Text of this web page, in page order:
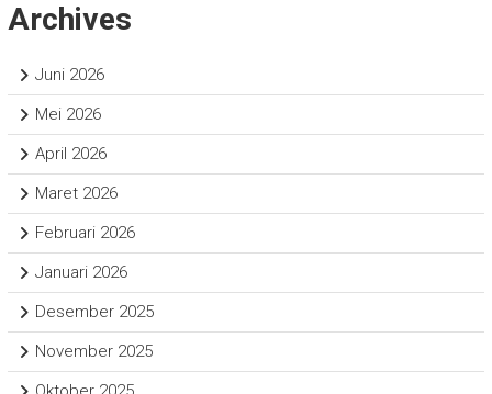
Archives
Juni 2026
Mei 2026
April 2026
Maret 2026
Februari 2026
Januari 2026
Desember 2025
November 2025